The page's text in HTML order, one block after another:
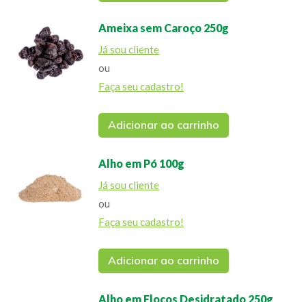
Ameixa sem Caroço 250g
Já sou cliente
ou
Faça seu cadastro!
Adicionar ao carrinho
Alho em Pó 100g
Já sou cliente
ou
Faça seu cadastro!
Adicionar ao carrinho
Alho em Flocos Desidratado 250g